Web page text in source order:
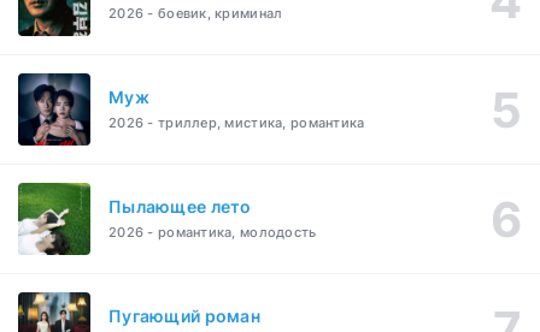
2026 - боевик, криминал
Муж
2026 - триллер, мистика, романтика
Пылающее лето
2026 - романтика, молодость
Пугающий роман